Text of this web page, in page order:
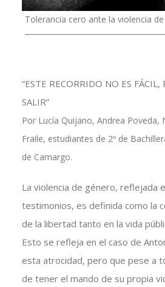
Tolerancia cero ante la violencia
“ESTE RECORRIDO NO ES FÁCIL,
SALIR”
Por Lucía Quijano, Andrea Poveda,
Fraile, estudiantes de 2º de
de Camargo.
La violencia de género, reflejada
testimonios, es definida como la
de la libertad tanto en la vida
Esto se refleja en el caso de
esta atrocidad, pero que pese a
de tener el mando de su propia